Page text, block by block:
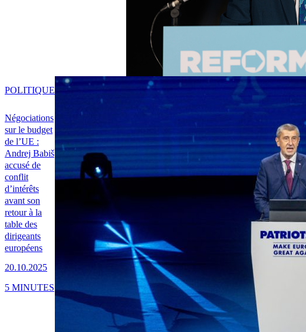
Négociations
sur le budget
de l’UE :
Andrej Babiš
accusé de
conflit
d’intérêts
avant son
retour à la
table des
dirigeants
européens
20.10.2025
POLITIQUE
5 MINUTES